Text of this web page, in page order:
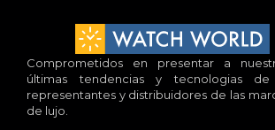
Comprometidos en presentar a
últimas tendencias y tecnologias
representantes y distribuidores de las
de lujo.